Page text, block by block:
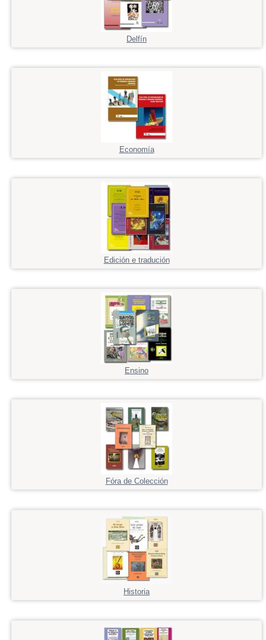
Delfín
Economía
Edición e tradución
Ensino
Fóra de Colección
Historia